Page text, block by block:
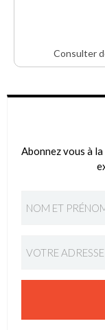
Consulter
Abonnez vous à